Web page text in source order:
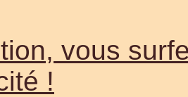
vous
!